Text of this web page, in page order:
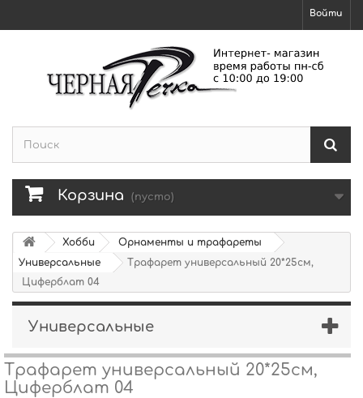
Войти
Корзина (пусто)
Хобби
Орнаменты и трафареты
Универсальные
Трафарет универсальный 20*25см,
Циферблат 04
Универсальные
Трафарет универсальный 20*25см,
Циферблат 04